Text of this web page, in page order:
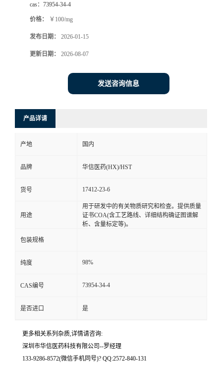
方
cas： 73954-34-4
价格： ￥100/mg
发布日期： 2026-01-15
更新日期： 2026-08-07
发送咨询信息
产品详请
产地 国内
品牌 华信医药(HX)/HST
货号 17412-23-6
用途
用于研发中的有关物质研究和检查。提供质量
证书COA(含工艺路线、详细结构确证图谱解
析、含量标定等)。
包装规格
纯度 98%
CAS编号 73954-34-4
是否进口 是
更多相关系列杂质,详情请咨询:
深圳市华信医药科技有限公司--罗经理
133-9286-8572(微信手机同号)? QQ:2572-840-131